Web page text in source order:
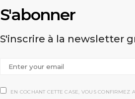
S'abonner
S'inscrire à la newsletter
EN COCHANT CETTE CASE, VOUS